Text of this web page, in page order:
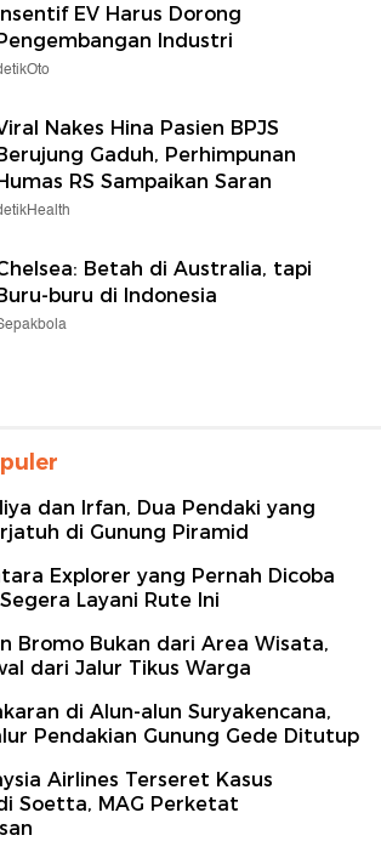
EV Harus Dorong
Industri
Nakes Hina Pasien BPJS
Gaduh, Perhimpunan
RS Sampaikan Saran
Betah di Australia, tapi
buru di Indonesia
dan Irfan, Dua Pendaki yang
di Gunung Piramid
Explorer yang Pernah Dicoba
Layani Rute Ini
Bromo Bukan dari Area Wisata,
dari Jalur Tikus Warga
di Alun-alun Suryakencana,
Pendakian Gunung Gede Ditutup
Airlines Terseret Kasus
Soetta, MAG Perketat